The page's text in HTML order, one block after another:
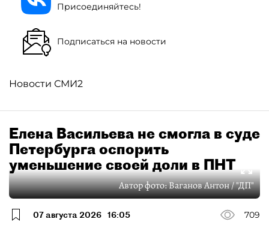
Присоединяйтесь!
Подписаться на новости
Новости СМИ2
Елена Васильева не смогла в суде
Петербурга оспорить
уменьшение своей доли в ПНТ
Автор фото:Ваганов Антон / "ДП"
07 августа 2026 16:05
709